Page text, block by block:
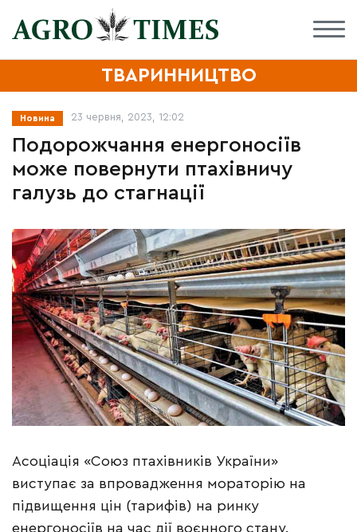
ТВАРИННИЦТВО
Новина 23 червня, 2023, 12:02
Подорожчання енергоносіїв
може повернути птахівничу
галузь до стагнації
Асоціація «Союз птахівників України»
виступає за впровадження мораторію на
підвищення цін (тарифів) на ринку
енергоносіїв на час дії воєнного стану.